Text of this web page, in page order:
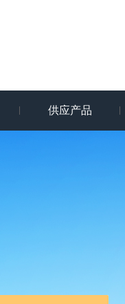
供应产品